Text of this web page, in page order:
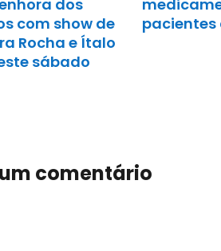
dos
com show de
Rocha e Ítalo
sábado
pacientes
comentário